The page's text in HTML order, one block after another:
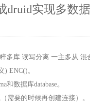
druid实现多数
多库 读写分离 一主多从 混
) ENC()。
数据库database。
需要的时候再创建连接）。